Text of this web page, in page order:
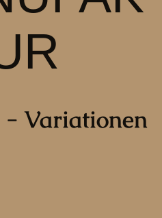
- Variationen